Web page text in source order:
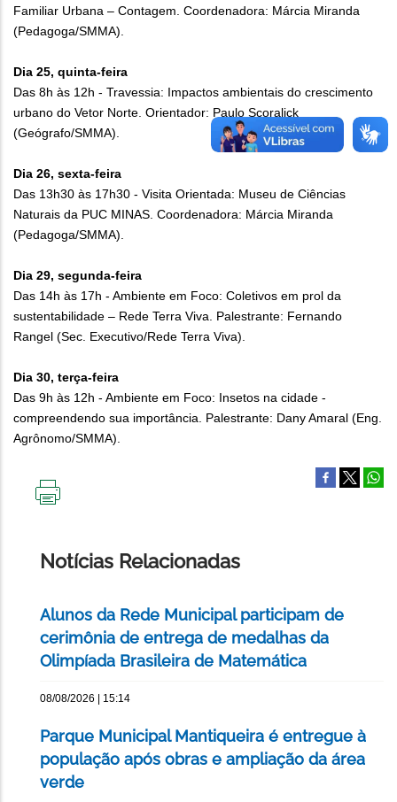
Familiar Urbana – Contagem. Coordenadora: Márcia Miranda
(Pedagoga/SMMA).
Dia 25, quinta-feira
Das 8h às 12h - Travessia: Impactos ambientais do crescimento
urbano do Vetor Norte. Orientador: Paulo Scoralick
(Geógrafo/SMMA).
Dia 26, sexta-feira
Das 13h30 às 17h30 - Visita Orientada: Museu de Ciências
Naturais da PUC MINAS. Coordenadora: Márcia Miranda
(Pedagoga/SMMA).
Dia 29, segunda-feira
Das 14h às 17h - Ambiente em Foco: Coletivos em prol da
sustentabilidade – Rede Terra Viva. Palestrante: Fernando
Rangel (Sec. Executivo/Rede Terra Viva).
Dia 30, terça-feira
Das 9h às 12h - Ambiente em Foco: Insetos na cidade -
compreendendo sua importância. Palestrante: Dany Amaral (Eng.
Agrônomo/SMMA).
Notícias Relacionadas
Alunos da Rede Municipal participam de
cerimônia de entrega de medalhas da
Olimpíada Brasileira de Matemática
08/08/2026 | 15:14
Parque Municipal Mantiqueira é entregue à
população após obras e ampliação da área
verde